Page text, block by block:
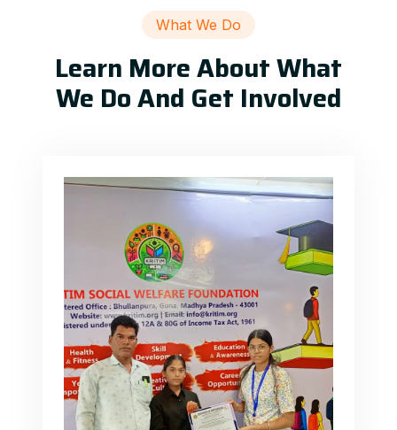
What We Do
Learn More About What
We Do And Get Involved